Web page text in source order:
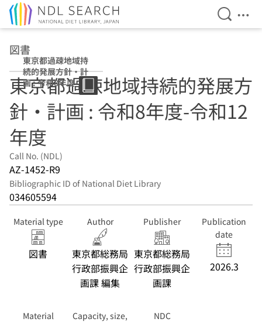
Open
図書
東京都過疎地域持
続的発展方針・計
画 : 令和8年度-令
和12年度
東京都過疎地域持続的発展方
針・計画 : 令和8年度-令和12
年度
Call No. (NDL)
AZ-1452-R9
Bibliographic ID of National Diet Library
034605594
Material type
図書
Author
東京都総務局
行政部振興企
画課 編集
Publisher
東京都総務局
行政部振興企
画課
Publication
date
2026.3
Material
Capacity, size,
NDC